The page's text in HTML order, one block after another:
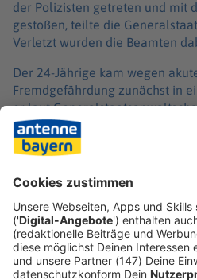
der Polizisten getreten und mit
gestoßen, teilte die
Verletzt wurden die Beamten
Der 24-Jährige kam wegen
Fremdgefährdung zunächst in
er laut
Gefängnis in Untersuchungshaft.
Expertengutachten sei aber
Mann vermindert schuldfähig
erneut in einer Klinik